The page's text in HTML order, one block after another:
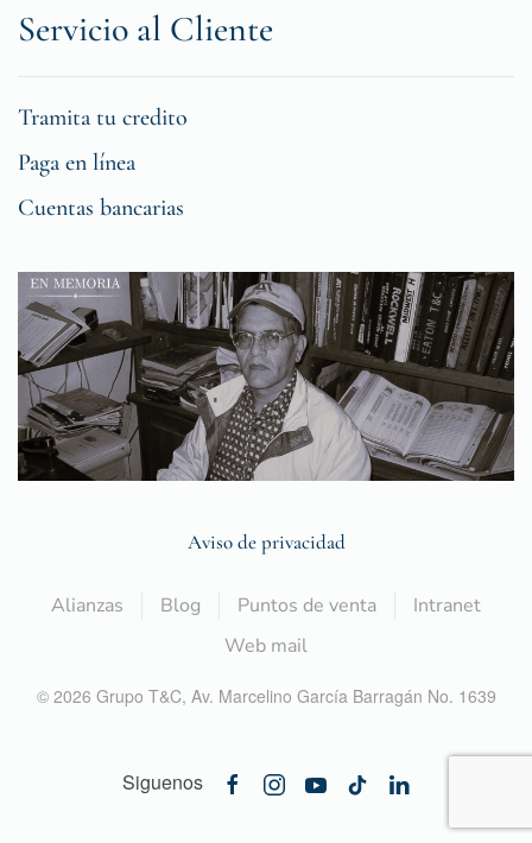
Servicio al Cliente
Tramita tu credito
Paga en línea
Cuentas bancarias
Aviso de privacidad
Alianzas Blog Puntos de venta
Intranet
Web mail
© 2026 Grupo T&C, Av. Marcelino García Barragán No. 1639
Siguenos